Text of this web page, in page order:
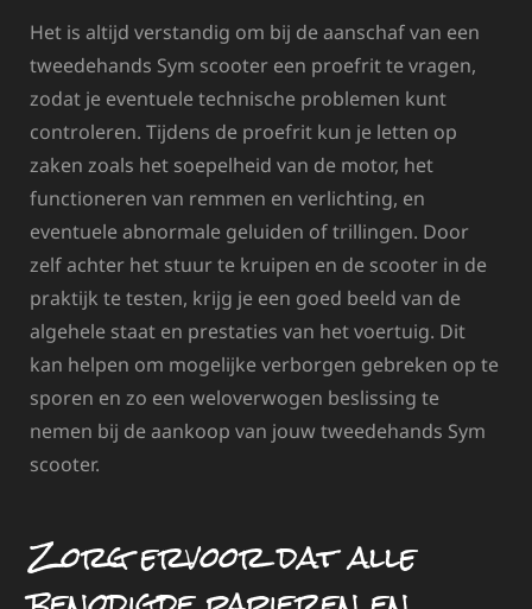
Het is altijd verstandig om bij de aanschaf van een
tweedehands Sym scooter een proefrit te vragen,
zodat je eventuele technische problemen kunt
controleren. Tijdens de proefrit kun je letten op
zaken zoals het soepelheid van de motor, het
functioneren van remmen en verlichting, en
eventuele abnormale geluiden of trillingen. Door
zelf achter het stuur te kruipen en de scooter in de
praktijk te testen, krijg je een goed beeld van de
algehele staat en prestaties van het voertuig. Dit
kan helpen om mogelijke verborgen gebreken op te
sporen en zo een weloverwogen beslissing te
nemen bij de aankoop van jouw tweedehands Sym
scooter.
Zorg ervoor dat alle